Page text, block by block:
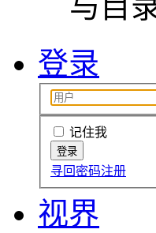
与目
登录
记住我
寻回密码注册
视界